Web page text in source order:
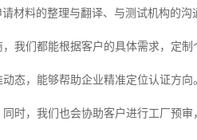
材料的整理与翻译、与测试机构的
我们都能根据客户的具体需求，定制
态，能够帮助企业精准定位认证方
时，我们也会协助客户进行工厂预